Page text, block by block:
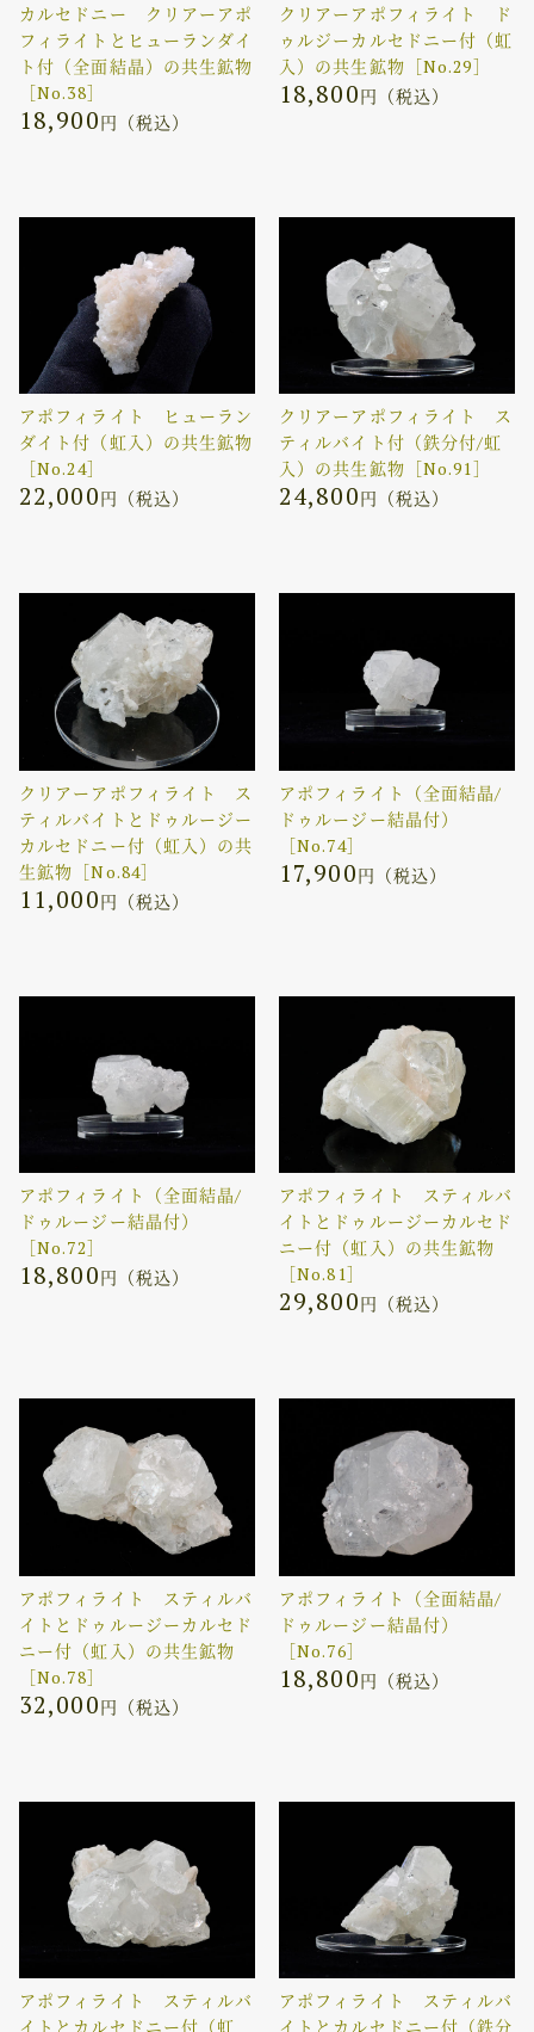
カルセドニー クリアーアポ
フィライトとヒューランダイ
ト付（全面結晶）の共生鉱物
［No.38］
18,900円（税込）
クリアーアポフィライト ド
ゥルジーカルセドニー付（虹
入）の共生鉱物［No.29］
18,800円（税込）
アポフィライト ヒューラン
ダイト付（虹入）の共生鉱物
［No.24］
22,000円（税込）
クリアーアポフィライト ス
ティルバイト付（鉄分付/虹
入）の共生鉱物［No.91］
24,800円（税込）
クリアーアポフィライト ス
ティルバイトとドゥルージー
カルセドニー付（虹入）の共
生鉱物［No.84］
11,000円（税込）
アポフィライト（全面結晶/
ドゥルージー結晶付）
［No.74］
17,900円（税込）
アポフィライト（全面結晶/
ドゥルージー結晶付）
［No.72］
18,800円（税込）
アポフィライト スティルバ
イトとドゥルージーカルセド
ニー付（虹入）の共生鉱物
［No.81］
29,800円（税込）
アポフィライト スティルバ
イトとドゥルージーカルセド
ニー付（虹入）の共生鉱物
［No.78］
32,000円（税込）
アポフィライト（全面結晶/
ドゥルージー結晶付）
［No.76］
18,800円（税込）
アポフィライト スティルバ
イトとカルセドニー付（虹
アポフィライト スティルバ
イトとカルセドニー付（鉄分